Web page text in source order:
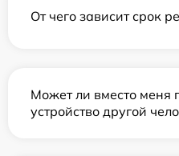
От чего зависит срок
Может ли вместо меня
устройство другой